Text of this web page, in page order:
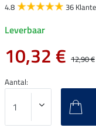
4.8 36
Leverbaar
10,32 € 12,90 €
Aantal: